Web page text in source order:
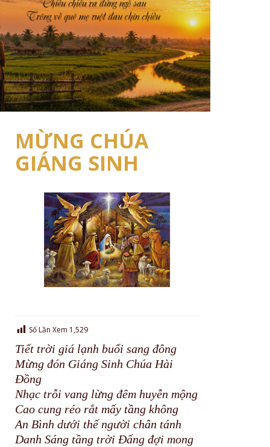
MỪNG CHÚA
GIÁNG SINH
Số Lần Xem 1,529
Tiết trời giá lạnh buổi sang đông
Mừng đón Giáng Sinh Chúa Hài
Đồng
Nhạc trỗi vang lừng đêm huyễn mộng
Cao cung réo rắt mấy tầng không
An Bình dưới thế người chân tánh
Danh Sáng tầng trời Đấng đợi mong